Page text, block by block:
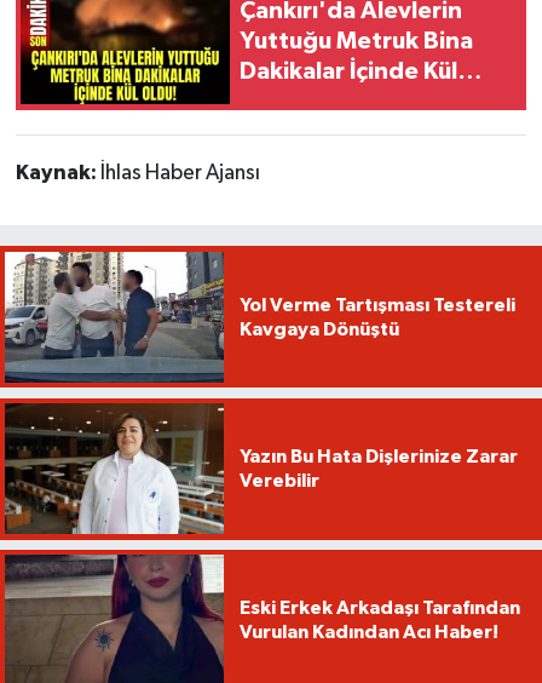
Çankırı'da Alevlerin
Yuttuğu Metruk Bina
Dakikalar İçinde Kül
Kaynak: İhlas Haber Ajansı
Yol Verme Tartışması Testereli
Kavgaya Dönüştü
Yazın Bu Hata Dişlerinize Zarar
Verebilir
Eski Erkek Arkadaşı Tarafından
Vurulan Kadından Acı Haber!